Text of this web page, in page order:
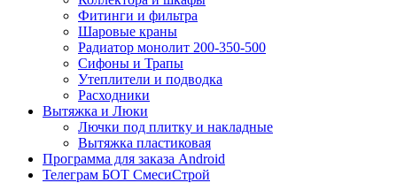
Фитинги и фильтра
Шаровые краны
Радиатор монолит 200-350-500
Сифоны и Трапы
Утеплители и подводка
Расходники
Вытяжка и Люки
Лючки под плитку и накладные
Вытяжка пластиковая
Программа для заказа Android
Телеграм БОТ СмесиСтрой